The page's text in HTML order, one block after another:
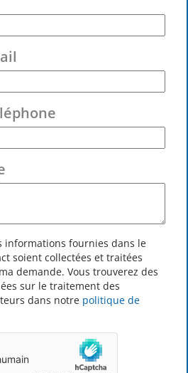
informations fournies dans le
soient collectées et traitées
demande. Vous trouverez des
sur le traitement des
dans notre politique de